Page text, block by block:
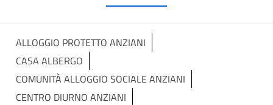
ALLOGGIO PROTETTO ANZIANI
CASA ALBERGO
COMUNITÀ ALLOGGIO SOCIALE ANZIANI
CENTRO DIURNO ANZIANI